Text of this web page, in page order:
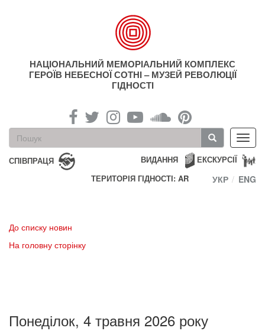
НАЦІОНАЛЬНИЙ МЕМОРІАЛЬНИЙ КОМПЛЕКС
ГЕРОЇВ НЕБЕСНОЇ СОТНІ – МУЗЕЙ РЕВОЛЮЦІЇ
ГІДНОСТІ
Пошукова
форма
Пошук
СПІВПРАЦЯ ЕКСКУРСІЇ
ВИДАННЯ
ТЕРИТОРІЯ ГІДНОСТІ: AR
УКР ENG
До списку новин
На головну сторінку
Понеділок, 4 травня 2026 року